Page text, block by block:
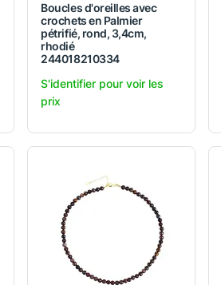
Boucles d'oreilles avec
crochets en Palmier
pétrifié, rond, 3,4cm,
rhodié
244018210334
S'identifier pour voir les
prix